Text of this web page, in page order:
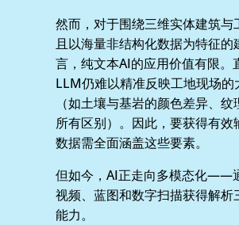
然而，对于围绕三维实体建筑与
且以海量非结构化数据为特征的
言，纯文本AI的应用价值有限。
LLM仍难以精准反映工地现场的
（如土壤与基岩的颜色差异、
所有区别）。因此，要获得有效
数据需全面涵盖这些要素。
但如今，AI正走向多模态化——
视频、蓝图和数字扫描获得解析
能力。